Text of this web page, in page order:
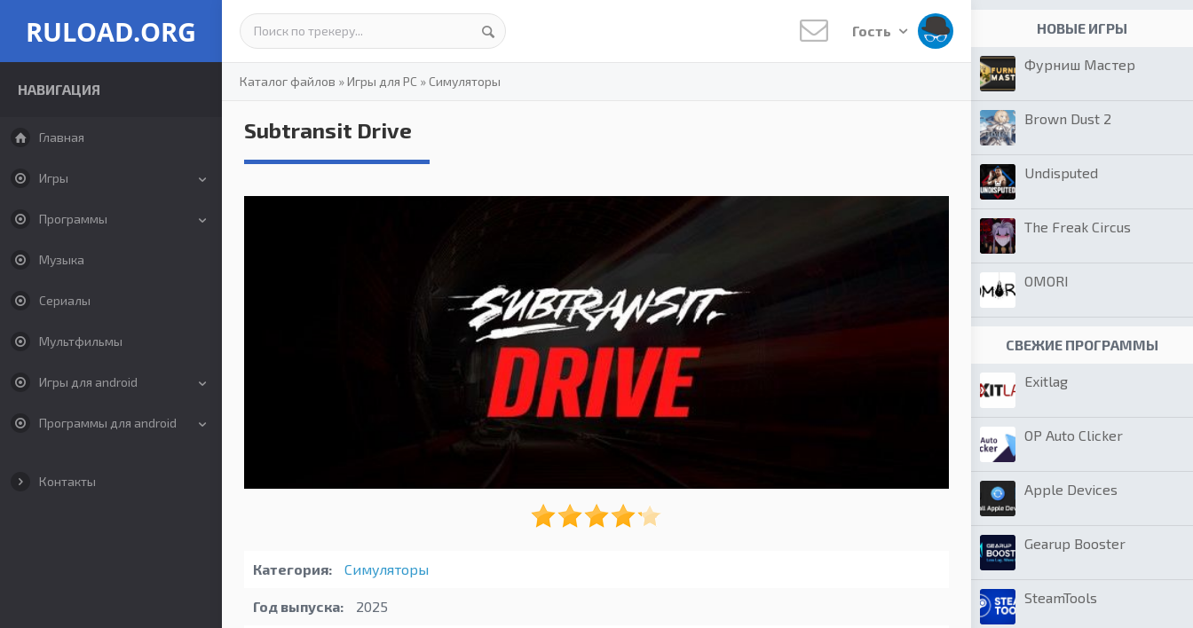
RULOAD.ORG
НАВИГАЦИЯ
Главная
Игры
Программы
Музыка
Сериалы
Мультфильмы
Игры для android
Программы для android
Контакты
Гость
Каталог файлов »Игры для PC »Симуляторы
Subtransit Drive
Категория: Симуляторы
Год выпуска: 2025
НОВЫЕ ИГРЫ
Фурниш Мастер
Brown Dust 2
Undisputed
The Freak Circus
OMORI
СВЕЖИЕ ПРОГРАММЫ
Exitlag
OP Auto Clicker
Apple Devices
Gearup Booster
SteamTools